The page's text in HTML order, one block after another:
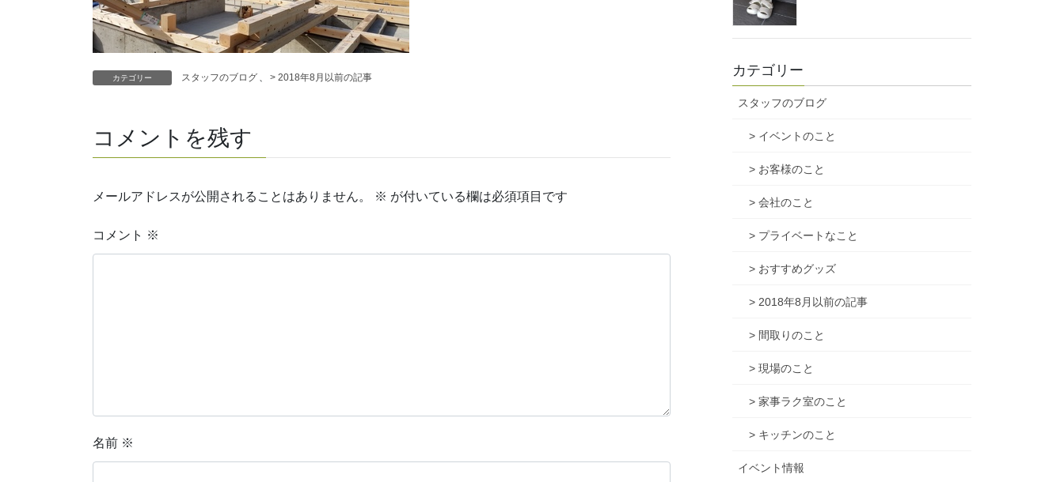
カテゴリー スタッフのブログ 、 > 2018年8月以前の記事
コメントを残す
メールアドレスが公開されることはありません。 ※ が付いている欄は必須項目です
コメント ※
名前 ※
カテゴリー
スタッフのブログ
> イベントのこと
> お客様のこと
> 会社のこと
> プライベートなこと
> おすすめグッズ
> 2018年8月以前の記事
> 間取りのこと
> 現場のこと
> 家事ラク室のこと
> キッチンのこと
イベント情報